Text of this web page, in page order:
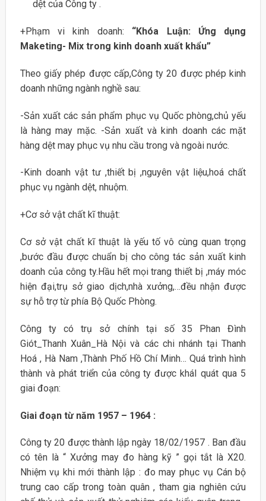
dệt của Công ty .
+Phạm vi kinh doanh: “Khóa Luận: Ứng dụng
Maketing- Mix trong kinh doanh xuất khẩu”
Theo giấy phép được cấp,Công ty 20 được phép kinh
doanh những ngành nghề sau:
-Sản xuất các sản phẩm phục vụ Quốc phòng,chủ yếu
là hàng may mặc. -Sản xuất và kinh doanh các mặt
hàng dệt may phục vụ nhu cầu trong và ngoài nước.
-Kinh doanh vật tư ,thiết bị ,nguyên vật liệu,hoá chất
phục vụ ngành dệt, nhuộm.
+Cơ sở vật chất kĩ thuật:
Cơ sở vật chất kĩ thuật là yếu tố vô cùng quan trọng
,bước đầu được chuẩn bị cho công tác sản xuất kinh
doanh của công ty.Hầu hết mọi trang thiết bị ,máy móc
hiện đại,trụ sở giao dịch,nhà xưởng,…đều nhận được
sự hỗ trợ từ phía Bộ Quốc Phòng.
Công ty có trụ sở chính tại số 35 Phan Đình
Giót_Thanh Xuân_Hà Nội và các chi nhánh tại Thanh
Hoá , Hà Nam ,Thành Phố Hồ Chí Minh… Quá trình hình
thành và phát triển của công ty được kháI quát qua 5
giai đoạn:
Giai đoạn từ năm 1957 – 1964 :
Công ty 20 được thành lập ngày 18/02/1957 . Ban đầu
có tên là “ Xưởng may đo hàng kỹ ” gọi tắt là X20.
Nhiệm vụ khi mới thành lập : đo may phục vụ Cán bộ
trung cao cấp trong toàn quân , tham gia nghiên cứu